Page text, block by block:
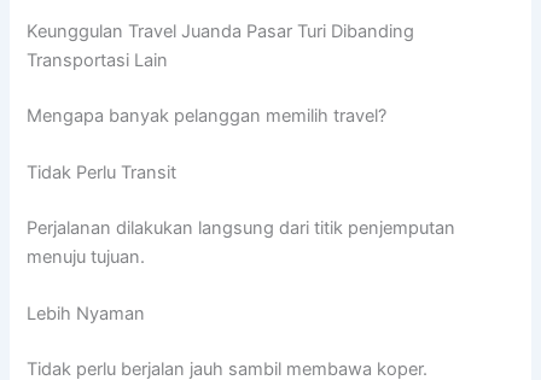
Keunggulan Travel Juanda Pasar Turi Dibanding
Transportasi Lain
Mengapa banyak pelanggan memilih travel?
Tidak Perlu Transit
Perjalanan dilakukan langsung dari titik penjemputan
menuju tujuan.
Lebih Nyaman
Tidak perlu berjalan jauh sambil membawa koper.